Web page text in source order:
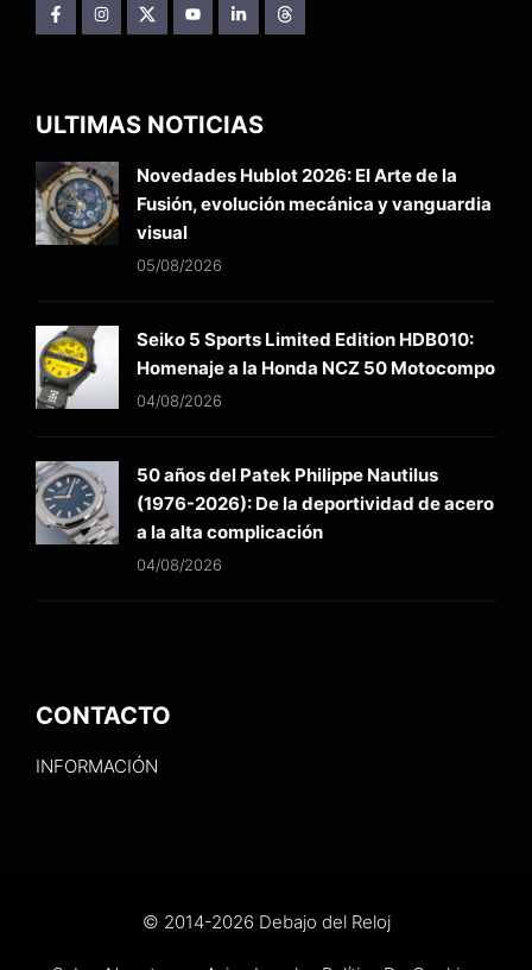
ULTIMAS NOTICIAS
Novedades Hublot 2026: El Arte de la
Fusión, evolución mecánica y vanguardia
visual
05/08/2026
Seiko 5 Sports Limited Edition HDB010:
Homenaje a la Honda NCZ 50 Motocompo
04/08/2026
50 años del Patek Philippe Nautilus
(1976-2026): De la deportividad de acero
a la alta complicación
04/08/2026
CONTACTO
INFORMACIÓN
© 2014-2026 Debajo del Reloj